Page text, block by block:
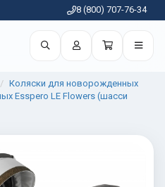
8 (800) 707-76-34
Коляски для новорожденных
Esspero LE Flowers (шасси